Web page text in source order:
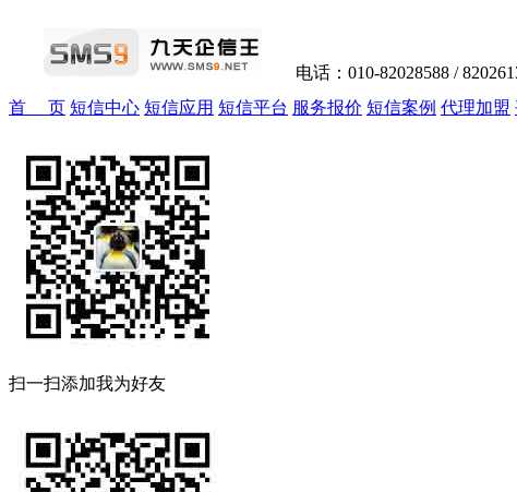
电话：010-82028588 /
首 页 短信中心 短信应用 短信平台 服务报价 短信案例 代理加盟
扫一扫添加我为好友